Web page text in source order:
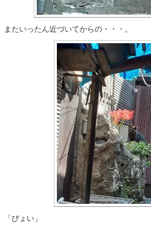
またいったん近づいてからの・・・。
「ぴょい」